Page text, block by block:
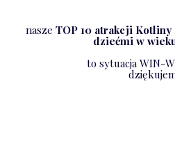
nasze TOP 10 atrakcji
dziećmi w
to sytuacja WIN-